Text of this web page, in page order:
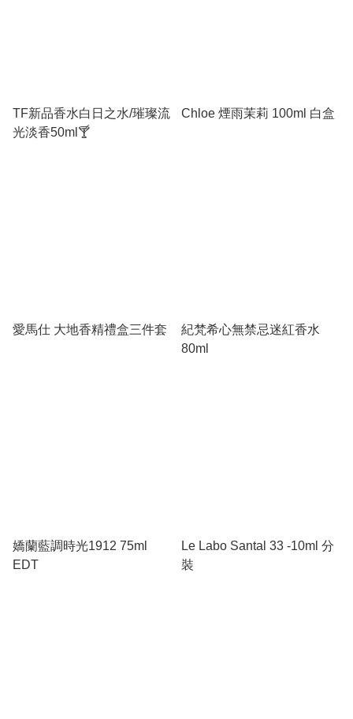
TF新品香水白日之水/璀璨流
光淡香50ml🍸
Chloe 煙雨茉莉 100ml 白盒
愛馬仕 大地香精禮盒三件套
紀梵希心無禁忌迷紅香水
80ml
嬌蘭藍調時光1912 75ml
EDT
Le Labo Santal 33 -10ml 分
裝